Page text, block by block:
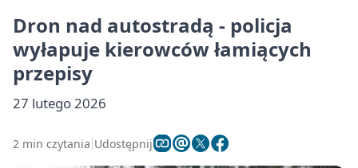
Dron nad autostradą - policja
wyłapuje kierowców łamiących
przepisy
27 lutego 2026
2 min czytania Udostępnij